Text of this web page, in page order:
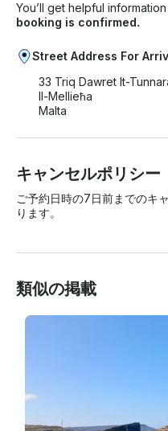
You’ll get helpful
booking is confirmed.
Street Address For
33 Triq Dawret It-
Il-Mellieħa
Malta
キャンセルポリシー
ご予約日時の7日前までのキ
ります。
類似の掲載